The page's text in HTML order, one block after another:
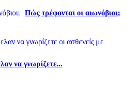
Πώς τρέφονται οι αιωνόβιοι;
να γνωρίζετε...